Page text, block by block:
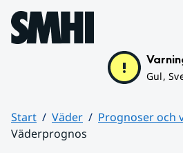
Hoppa till sidans innehåll
Gul,
Start Väder
Prognoser och
Väderprognos